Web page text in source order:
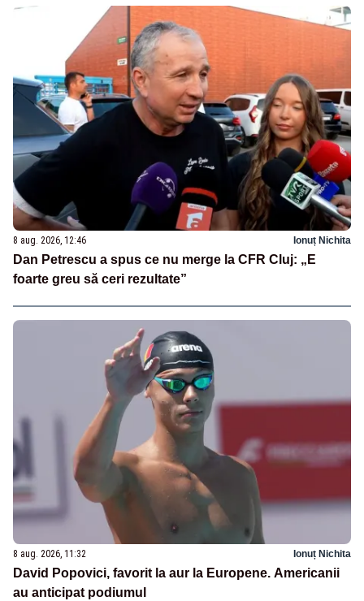
8 aug. 2026, 12:46 Ionuț Nichita
Dan Petrescu a spus ce nu merge la CFR Cluj: „E
foarte greu să ceri rezultate”
8 aug. 2026, 11:32 Ionuț Nichita
David Popovici, favorit la aur la Europene. Americanii
au anticipat podiumul